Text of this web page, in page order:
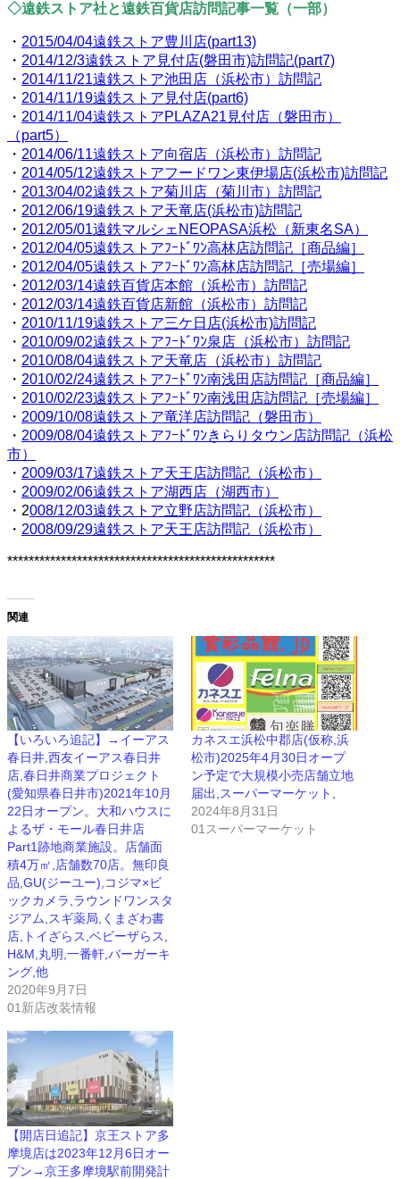
◇遠鉄ストア社と遠鉄百貨店訪問記事一覧（一部）
・ 2015/04/04遠鉄ストア豊川店(part13)
・ 2014/12/3遠鉄ストア見付店(磐田市)訪問記(part7)
・ 2014/11/21遠鉄ストア池田店（浜松市）訪問記
・ 2014/11/19遠鉄ストア見付店(part6)
・ 2014/11/04遠鉄ストアPLAZA21見付店（磐田市）
（part5）
・ 2014/06/11遠鉄ストア向宿店（浜松市）訪問記
・ 2014/05/12遠鉄ストアフードワン東伊場店(浜松市)訪問記
・ 2013/04/02遠鉄ストア菊川店（菊川市）訪問記
・ 2012/06/19遠鉄ストア天竜店(浜松市)訪問記
・ 2012/05/01遠鉄マルシェNEOPASA浜松（新東名SA）
・ 2012/04/05遠鉄ストアﾌｰﾄﾞﾜﾝ高林店訪問記［商品編］
・ 2012/04/05遠鉄ストアﾌｰﾄﾞﾜﾝ高林店訪問記［売場編］
・ 2012/03/14遠鉄百貨店本館（浜松市）訪問記
・ 2012/03/14遠鉄百貨店新館（浜松市）訪問記
・ 2010/11/19遠鉄ストア三ケ日店(浜松市)訪問記
・ 2010/09/02遠鉄ストアﾌｰﾄﾞﾜﾝ泉店（浜松市）訪問記
・ 2010/08/04遠鉄ストア天竜店（浜松市）訪問記
・ 2010/02/24遠鉄ストアﾌｰﾄﾞﾜﾝ南浅田店訪問記［商品編］
・ 2010/02/23遠鉄ストアﾌｰﾄﾞﾜﾝ南浅田店訪問記［売場編］
・ 2009/10/08遠鉄ストア竜洋店訪問記（磐田市）
・ 2009/08/04遠鉄ストアﾌｰﾄﾞﾜﾝきらりタウン店訪問記（浜松
市）
・ 2009/03/17遠鉄ストア天王店訪問記（浜松市）
・ 2009/02/06遠鉄ストア湖西店（湖西市）
・2008/12/03遠鉄ストア立野店訪問記（浜松市）
・ 2008/09/29遠鉄ストア天王店訪問記（浜松市）
**************************************************
関連
【いろいろ追記】→イーアス
春日井,西友イーアス春日井
店,春日井商業プロジェクト
(愛知県春日井市)2021年10月
22日オープン。大和ハウスに
よるザ・モール春日井店
Part1跡地商業施設。店舗面
積4万㎡,店舗数70店。無印良
品,GU(ジーユー),コジマ×ビ
ックカメラ,ラウンドワンスタ
ジアム,スギ薬局,くまざわ書
店,トイざらス,ベビーザらス,
H&M,丸明,一番軒,バーガーキ
ング,他
2020年9月7日
01新店改装情報
カネスエ浜松中郡店(仮称,浜
松市)2025年4月30日オープ
ン予定で大規模小売店舗立地
届出,スーパーマーケット,
2024年8月31日
01スーパーマーケット
【開店日追記】京王ストア多
摩境店は2023年12月6日オー
プン→京王多摩境駅前開発計